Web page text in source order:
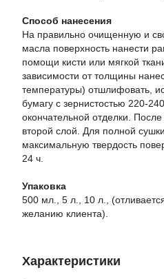
Способ нанесения
На правильно очищенную и
масла поверхность нанести
помощи кисти или мягкой
зависимости от толщины
температуры) отшлифовать,
бумагу с зернистостью 220-
окончательной отделки.
второй слой. Для полной
максимальную твердость
24 ч.
Упаковка
500 мл., 5 л., 10 л.,
желанию клиента).
Характеристики